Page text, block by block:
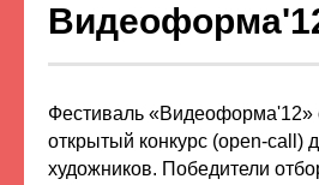
Фестиваль «Видеоформа'12»
открытый конкурс (open-call)
художников. Победители